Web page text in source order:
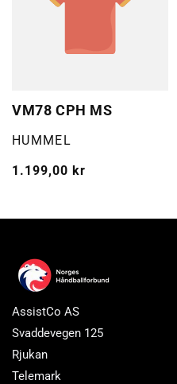
VM78 CPH MS
Selger:
HUMMEL
Vanlig
1.199,00 kr
AssistCo AS
Svaddevegen 125
Rjukan
Telemark